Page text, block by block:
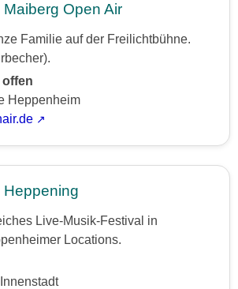
Open Air
Familie auf der Freilichtbühne.
Heppenheim
Live-Musik-Festival in
Locations.